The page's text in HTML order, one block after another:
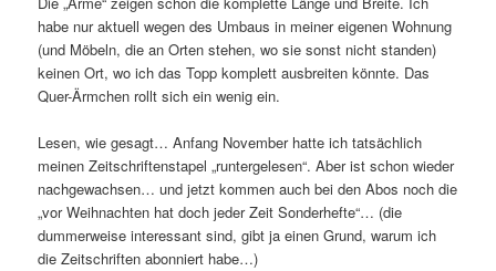
habe nur aktuell wegen des Umbaus in meiner eigenen Wohnung
(und Möbeln, die an Orten stehen, wo sie sonst nicht standen)
keinen Ort, wo ich das Topp komplett ausbreiten könnte. Das
Quer-Ärmchen rollt sich ein wenig ein.
Lesen, wie gesagt… Anfang November hatte ich tatsächlich
meinen Zeitschriftenstapel „runtergelesen“. Aber ist schon wieder
nachgewachsen… und jetzt kommen auch bei den Abos noch die
„vor Weihnachten hat doch jeder Zeit Sonderhefte“… (die
dummerweise interessant sind, gibt ja einen Grund, warum ich
die Zeitschriften abonniert habe…)